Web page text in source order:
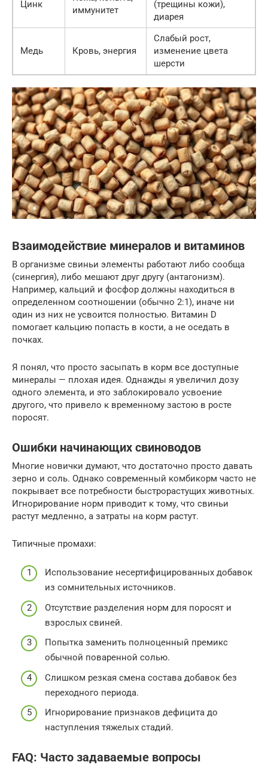
Цинк
иммунитет
(трещины кожи),
диарея
Медь Кровь, энергия
Слабый рост,
изменение цвета
шерсти
Взаимодействие минералов и витаминов
В организме свиньи элементы работают либо сообща
(синергия), либо мешают друг другу (антагонизм).
Например, кальций и фосфор должны находиться в
определенном соотношении (обычно 2:1), иначе ни
один из них не усвоится полностью. Витамин D
помогает кальцию попасть в кости, а не оседать в
почках.
Я понял, что просто засыпать в корм все доступные
минералы — плохая идея. Однажды я увеличил дозу
одного элемента, и это заблокировало усвоение
другого, что привело к временному застою в росте
поросят.
Ошибки начинающих свиноводов
Многие новички думают, что достаточно просто давать
зерно и соль. Однако современный комбикорм часто не
покрывает все потребности быстрорастущих животных.
Игнорирование норм приводит к тому, что свиньи
растут медленно, а затраты на корм растут.
Типичные промахи:
Использование несертифицированных добавок
из сомнительных источников.
Отсутствие разделения норм для поросят и
взрослых свиней.
Попытка заменить полноценный премикс
обычной поваренной солью.
Слишком резкая смена состава добавок без
переходного периода.
Игнорирование признаков дефицита до
наступления тяжелых стадий.
FAQ: Часто задаваемые вопросы